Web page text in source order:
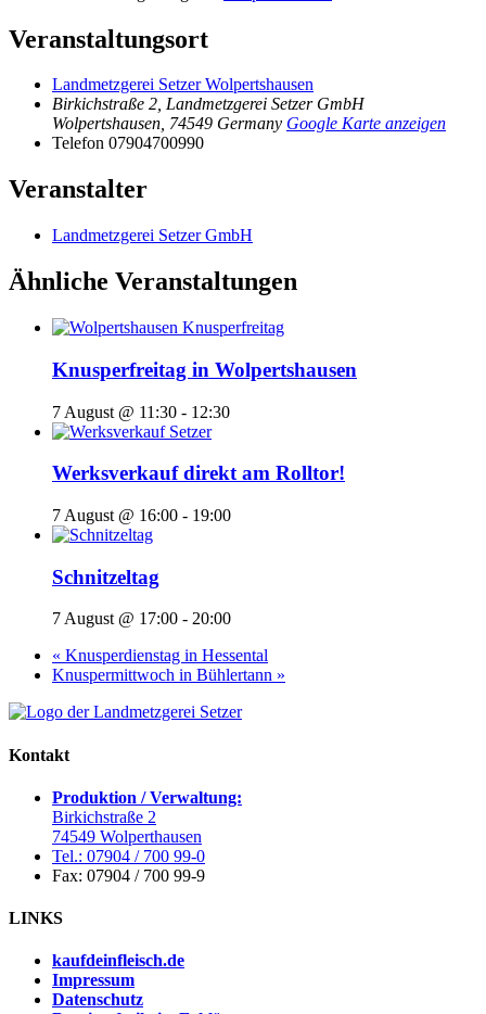
Veranstaltungsort
Landmetzgerei Setzer Wolpertshausen
Birkichstraße 2, Landmetzgerei Setzer GmbH
Wolpertshausen, 74549 Germany Google Karte anzeigen
Telefon 07904700990
Veranstalter
Landmetzgerei Setzer GmbH
Ähnliche Veranstaltungen
Knusperfreitag in Wolpertshausen
7 August @ 11:30 - 12:30
Werksverkauf direkt am Rolltor!
7 August @ 16:00 - 19:00
Schnitzeltag
7 August @ 17:00 - 20:00
« Knusperdienstag in Hessental
Knuspermittwoch in Bühlertann »
Kontakt
Produktion / Verwaltung:
Birkichstraße 2
74549 Wolperthausen
Tel.: 07904 / 700 99-0
Fax: 07904 / 700 99-9
LINKS
kaufdeinfleisch.de
Impressum
Datenschutz